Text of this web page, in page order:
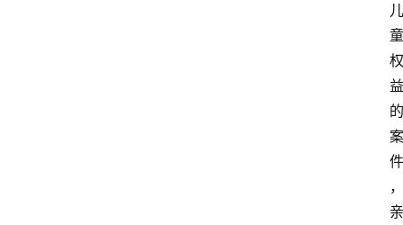
儿
童
权
益
的
案
件
，
亲